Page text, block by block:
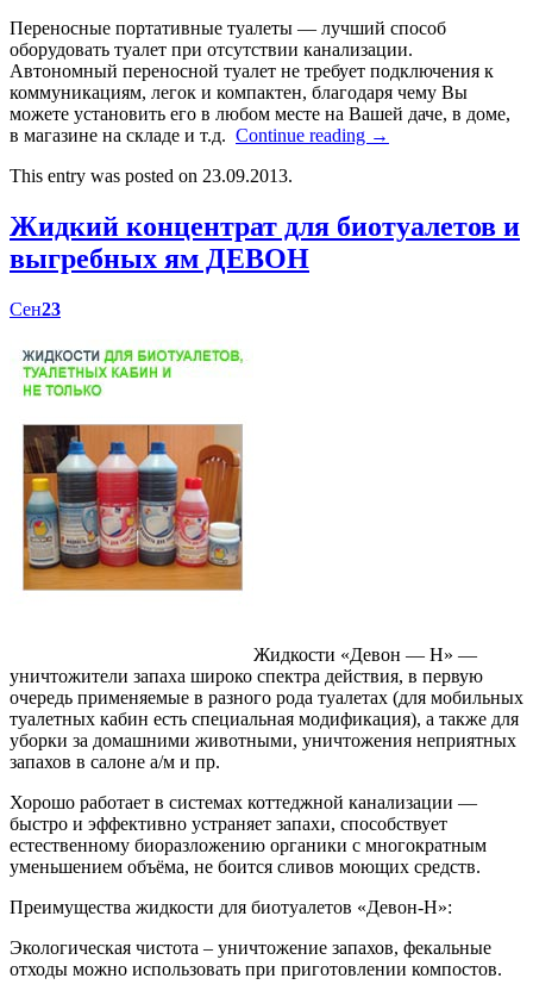
Переносные портативные туалеты — лучший способ
оборудовать туалет при отсутствии канализации.
Автономный переносной туалет не требует подключения к
коммуникациям, легок и компактен, благодаря чему Вы
можете установить его в любом месте на Вашей даче, в доме,
в магазине на складе и т.д. Continue reading →
This entry was posted on 23.09.2013.
Жидкий концентрат для биотуалетов и
выгребных ям ДЕВОН
Сен23
Жидкости «Девон — Н» —
уничтожители запаха широко спектра действия, в первую
очередь применяемые в разного рода туалетах (для мобильных
туалетных кабин есть специальная модификация), а также для
уборки за домашними животными, уничтожения неприятных
запахов в салоне а/м и пр.
Хорошо работает в системах коттеджной канализации —
быстро и эффективно устраняет запахи, способствует
естественному биоразложению органики с многократным
уменьшением объёма, не боится сливов моющих средств.
Преимущества жидкости для биотуалетов «Девон-Н»:
Экологическая чистота – уничтожение запахов, фекальные
отходы можно использовать при приготовлении компостов.